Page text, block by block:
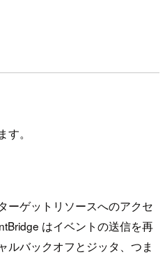
。
ーゲットリソースへのアクセ
はイベントの送信を再
ルバックオフとジッタ、つま